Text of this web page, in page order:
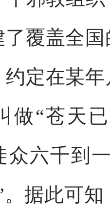
覆盖全
定在某
做“苍天
众六千到
。据此可